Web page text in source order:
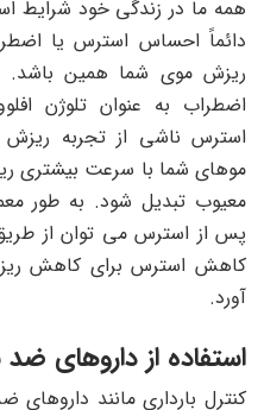
همه ما در زندگی خود شرایط
دائماً احساس استرس یا
ریزش موی شما همین باشد.
اضطراب به عنوان تلوژن
استرس ناشی از تجربه
موهای شما با سرعت بیشتری
معیوب تبدیل شود. به طور
پس از استرس می توان از
کاهش استرس برای کاهش
آورد.
استفاده از داروهای ضد
کنترل بارداری مانند داروهای